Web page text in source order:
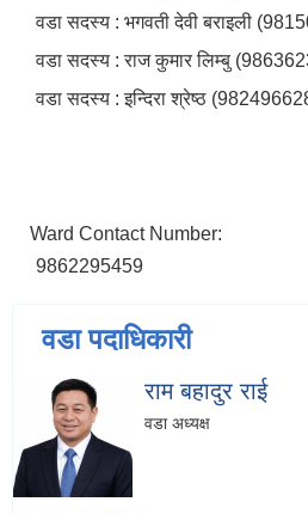
वडा सदस्य : भगवती देवी बराइली
वडा सदस्य : राज कुमार लिम्बु
वडा सदस्य : इन्दिरा श्रेष्ठ
Ward Contact Number:
9862295459
वडा पदाधिकारी
राम बहादुर राई
वडा अध्यक्ष